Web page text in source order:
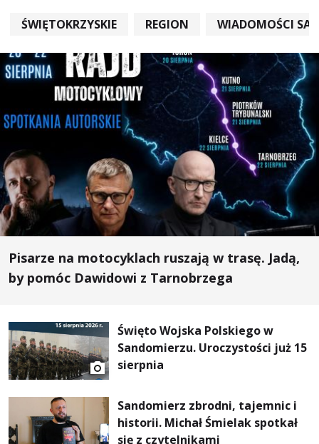
ŚWIĘTOKRZYSKIE REGION WIADOMOŚCI
Pisarze na motocyklach ruszają w trasę. Jadą,
by pomóc Dawidowi z Tarnobrzega
Święto Wojska Polskiego w
Sandomierzu. Uroczystości już 15
sierpnia
Sandomierz zbrodni, tajemnic i
historii. Michał Śmielak spotkał
się z czytelnikami